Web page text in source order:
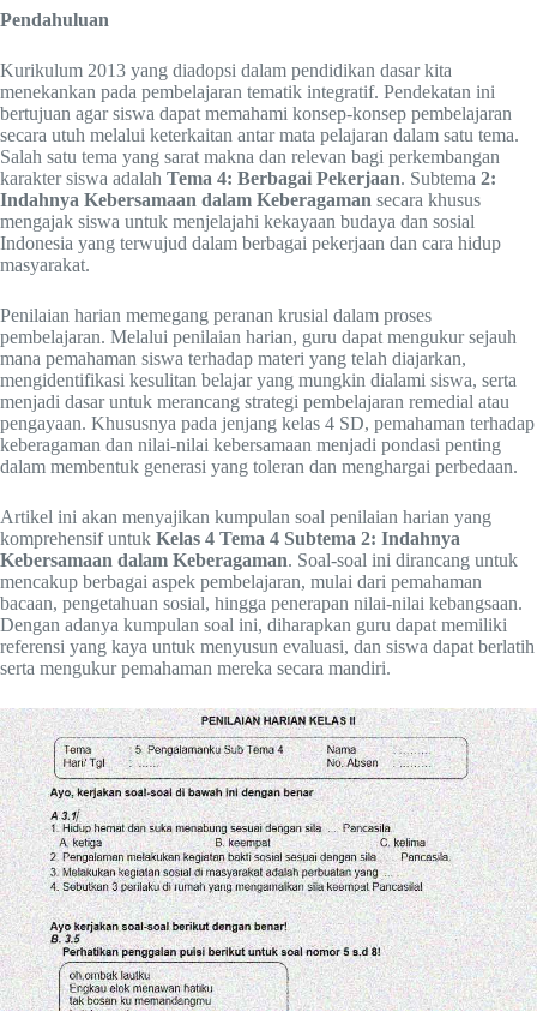
Pendahuluan
Kurikulum 2013 yang diadopsi dalam pendidikan dasar kita
menekankan pada pembelajaran tematik integratif. Pendekatan ini
bertujuan agar siswa dapat memahami konsep-konsep pembelajaran
secara utuh melalui keterkaitan antar mata pelajaran dalam satu tema.
Salah satu tema yang sarat makna dan relevan bagi perkembangan
karakter siswa adalah Tema 4: Berbagai Pekerjaan. Subtema 2:
Indahnya Kebersamaan dalam Keberagaman secara khusus
mengajak siswa untuk menjelajahi kekayaan budaya dan sosial
Indonesia yang terwujud dalam berbagai pekerjaan dan cara hidup
masyarakat.
Penilaian harian memegang peranan krusial dalam proses
pembelajaran. Melalui penilaian harian, guru dapat mengukur sejauh
mana pemahaman siswa terhadap materi yang telah diajarkan,
mengidentifikasi kesulitan belajar yang mungkin dialami siswa, serta
menjadi dasar untuk merancang strategi pembelajaran remedial atau
pengayaan. Khususnya pada jenjang kelas 4 SD, pemahaman terhadap
keberagaman dan nilai-nilai kebersamaan menjadi pondasi penting
dalam membentuk generasi yang toleran dan menghargai perbedaan.
Artikel ini akan menyajikan kumpulan soal penilaian harian yang
komprehensif untuk Kelas 4 Tema 4 Subtema 2: Indahnya
Kebersamaan dalam Keberagaman. Soal-soal ini dirancang untuk
mencakup berbagai aspek pembelajaran, mulai dari pemahaman
bacaan, pengetahuan sosial, hingga penerapan nilai-nilai kebangsaan.
Dengan adanya kumpulan soal ini, diharapkan guru dapat memiliki
referensi yang kaya untuk menyusun evaluasi, dan siswa dapat berlatih
serta mengukur pemahaman mereka secara mandiri.